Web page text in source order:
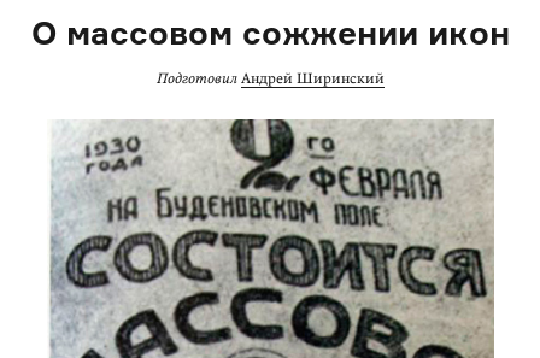
О массовом сожжении икон
Подготовил Андрей Ширинский